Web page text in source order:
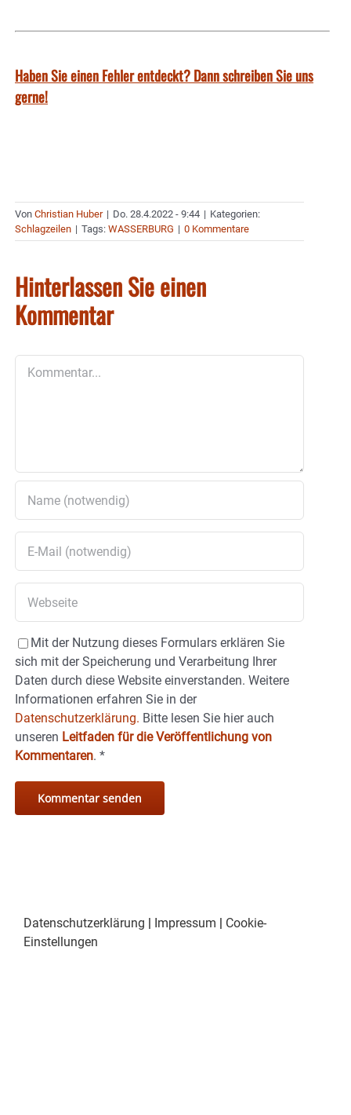
Haben Sie einen Fehler entdeckt? Dann schreiben Sie uns
gerne!
Von Christian Huber | Do. 28.4.2022 - 9:44 | Kategorien:
Schlagzeilen | Tags: WASSERBURG | 0 Kommentare
Hinterlassen Sie einen
Kommentar
Mit der Nutzung dieses Formulars erklären Sie
sich mit der Speicherung und Verarbeitung Ihrer
Daten durch diese Website einverstanden. Weitere
Informationen erfahren Sie in der
Datenschutzerklärung. Bitte lesen Sie hier auch
unseren Leitfaden für die Veröffentlichung von
Kommentaren. *
Datenschutzerklärung | Impressum | Cookie-
Einstellungen